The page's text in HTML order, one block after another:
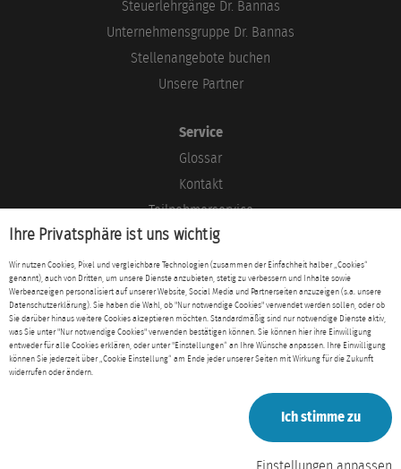
Steuerlehrgänge Dr. Bannas
Unternehmensgruppe Dr. Bannas
Stellenangebote buchen
Unsere Partner
Service
Glossar
Kontakt
Teilnehmerservice
Blog
Rechtliches
Impressum
Datenschutz
AGB
Ihre Privatsphäre ist uns wichtig
Wir nutzen Cookies, Pixel und vergleichbare Technologien (zusammen der Einfachheit halber „Cookies“
genannt), auch von Dritten, um unsere Dienste anzubieten, stetig zu verbessern und Inhalte sowie
Werbeanzeigen personalisiert auf unserer Website, Social Media und Partnerseiten anzuzeigen (s.a. unsere
Datenschutzerklärung). Sie haben die Wahl, ob "Nur notwendige Cookies" verwendet werden sollen, oder ob
Sie darüber hinaus weitere Cookies akzeptieren möchten. Standardmäßig sind nur notwendige Dienste aktiv,
was Sie unter "Nur notwendige Cookies" verwenden bestätigen können. Sie können hier ihre Einwilligung
entweder für alle Cookies erklären, oder unter "Einstellungen“ an Ihre Wünsche anpassen. Ihre Einwilligung
können Sie jederzeit über „Cookie Einstellung“ am Ende jeder unserer Seiten mit Wirkung für die Zukunft
widerrufen oder ändern.
Ich stimme zu